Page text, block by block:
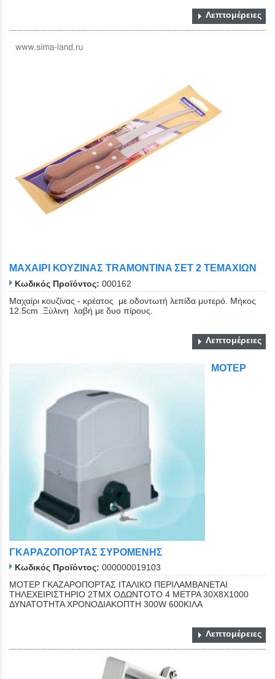
Λεπτομέρειες
ΜΑΧΑΙΡΙ ΚΟΥΖΙΝΑΣ TRAMONTINA ΣΕΤ 2 ΤΕΜΑΧΙΩΝ
Κωδικός Προϊόντος: 000162
Mαχαίρι κουζίνας - κρέατος με οδοντωτή λεπίδα μυτερό. Μήκος
12.5cm .Ξύλινη λαβή με δυο πίρους.
Λεπτομέρειες
ΜΟΤΕΡ
ΓΚΑΡΑΖΟΠΟΡΤΑΣ ΣΥΡΟΜΕΝΗΣ
Κωδικός Προϊόντος: 000000019103
ΜΟΤΕΡ ΓΚΑΖΑΡΟΠΟΡΤΑΣ ΙΤΑΛΙΚΟ ΠΕΡΙΛΑΜΒΑΝΕΤΑΙ
ΤΗΛΕΧΕΙΡΙΣΤΗΡΙΟ 2ΤΜΧ ΟΔΩΝΤΟΤΟ 4 ΜΕΤΡΑ 30Χ8Χ1000
ΔΥΝΑΤΟΤΗΤΑ ΧΡΟΝΟΔΙΑΚΟΠΤΗ 300W 600ΚΙΛΑ
Λεπτομέρειες